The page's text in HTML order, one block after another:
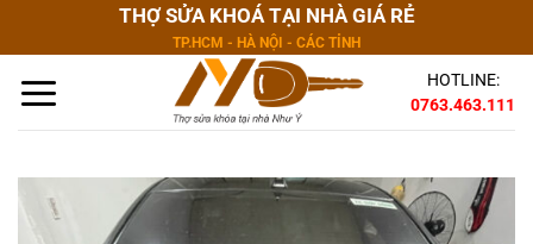
dung
THỢ SỬA KHOÁ TẠI NHÀ GIÁ RẺ
TP.HCM - HÀ NỘI - CÁC TỈNH
HOTLINE:
0763.463.111